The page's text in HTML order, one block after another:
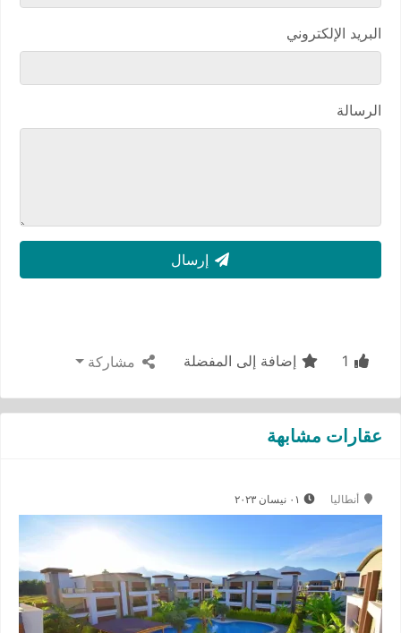
البريد الإلكتروني
الرسالة
إرسال
إضافة إلى المفضلة مشاركة
عقارات مشابهة
أنطاليا